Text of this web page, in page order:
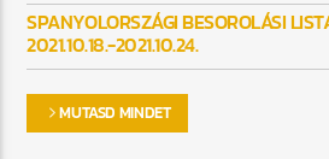
SPANYOLORSZÁGI BESOROLÁSI
2021.10.18.-2021.10.24.
MUTASD MINDET